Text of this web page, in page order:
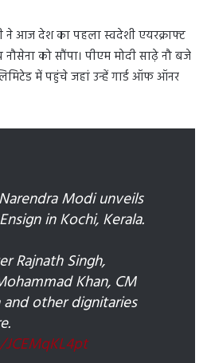
ने आज देश का पहला स्वदेशी एयरक्राफ्ट
नौसेना को सौंपा। पीएम मोदी साढ़े नौ बजे
में पहुंचे जहां उन्हें गार्ड ऑफ ऑनर
Modi unveils
in Kochi, Kerala.
Rajnath Singh,
Khan, CM
and other dignitaries